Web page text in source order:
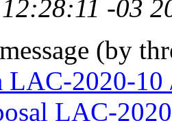
-03
(by
LAC-2020-
LAC-